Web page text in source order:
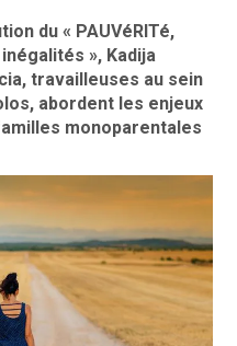
du « PAUVéRITé,
», Kadija
travailleuses au sein
abordent les enjeux
monoparentales